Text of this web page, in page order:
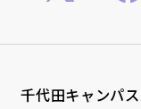
千代田キャンパス